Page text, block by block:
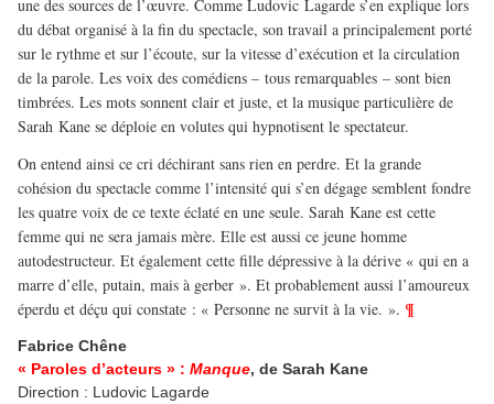
une des sources de l’œuvre. Comme Ludovic Lagarde s’en explique lors
du débat organisé à la fin du spectacle, son travail a principalement porté
sur le rythme et sur l’écoute, sur la vitesse d’exécution et la circulation
de la parole. Les voix des comédiens – tous remarquables – sont bien
timbrées. Les mots sonnent clair et juste, et la musique particulière de
Sarah Kane se déploie en volutes qui hypnotisent le spectateur.
On entend ainsi ce cri déchirant sans rien en perdre. Et la grande
cohésion du spectacle comme l’intensité qui s’en dégage semblent fondre
les quatre voix de ce texte éclaté en une seule. Sarah Kane est cette
femme qui ne sera jamais mère. Elle est aussi ce jeune homme
autodestructeur. Et également cette fille dépressive à la dérive « qui en a
marre d’elle, putain, mais à gerber ». Et probablement aussi l’amoureux
éperdu et déçu qui constate : « Personne ne survit à la vie. ». ¶
Fabrice Chêne
« Paroles d’acteurs » : Manque, de Sarah Kane
Direction : Ludovic Lagarde